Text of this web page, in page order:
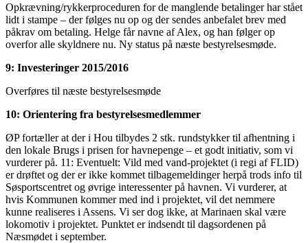
Opkrævning/rykkerproceduren for de manglende betalinger har stået
lidt i stampe – der følges nu op og der sendes anbefalet brev med
påkrav om betaling. Helge får navne af Alex, og han følger op
overfor alle skyldnere nu. Ny status på næste bestyrelsesmøde.
9: Investeringer 2015/2016
Overføres til næste bestyrelsesmøde
10: Orientering fra bestyrelsesmedlemmer
ØP fortæller at der i Hou tilbydes 2 stk. rundstykker til afhentning i
den lokale Brugs i prisen for havnepenge – et godt initiativ, som vi
vurderer på. 11: Eventuelt: Vild med vand-projektet (i regi af FLID)
er drøftet og der er ikke kommet tilbagemeldinger herpå trods info til
Søsportscentret og øvrige interessenter på havnen. Vi vurderer, at
hvis Kommunen kommer med ind i projektet, vil det nemmere
kunne realiseres i Assens. Vi ser dog ikke, at Marinaen skal være
lokomotiv i projektet. Punktet er indsendt til dagsordenen på
Næsmødet i september.